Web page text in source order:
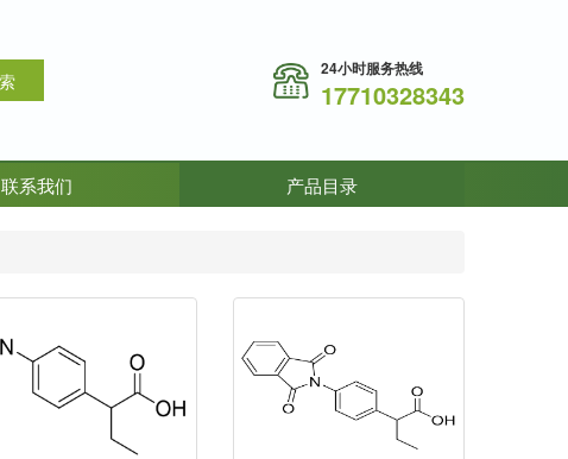
24小时服务热线
17710328343
联系我们 产品目录